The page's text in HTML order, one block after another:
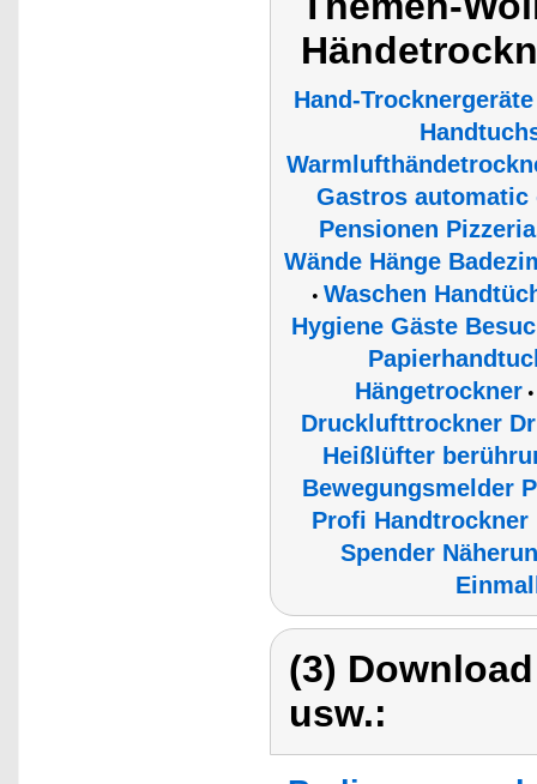
Hand-Trocknergeräte
Gastros automatic
Pensionen
Wände Hänge
• Waschen
Hygiene Gäste
Hängetrockner
Drucklufttrockner
Heißlüfter
Bewegungsmelder
Profi Handtrockner
Spender
(3)
usw.: